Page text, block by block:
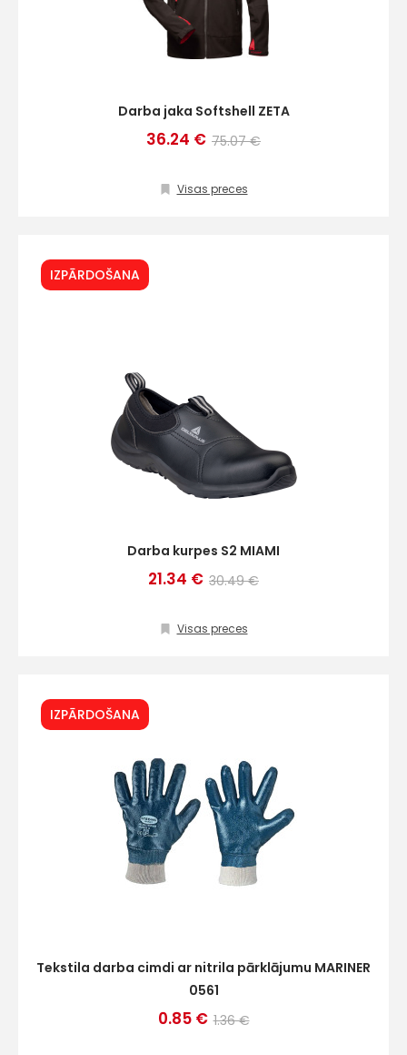
Darba jaka Softshell ZETA
36.24 € 75.07 €
Visas preces
IZPĀRDOŠANA
Darba kurpes S2 MIAMI
21.34 € 30.49 €
Visas preces
IZPĀRDOŠANA
Tekstila darba cimdi ar nitrila pārklājumu MARINER
0561
0.85 € 1.36 €